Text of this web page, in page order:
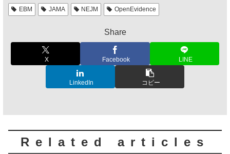
EBM JAMA NEJM OpenEvidence
Share
X Facebook LINE
LinkedIn コピー
Related articles